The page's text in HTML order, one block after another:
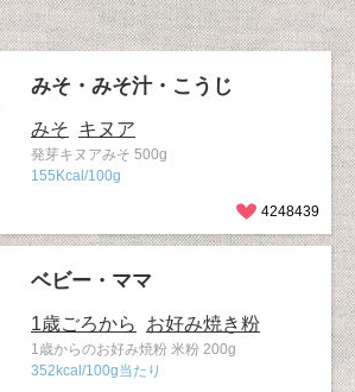
みそ・みそ汁・こうじ
みそ キヌア
発芽キヌアみそ 500g
155Kcal/100g
4248439
ベビー・ママ
1歳ごろから お好み焼き粉
1歳からのお好み焼粉 米粉 200g
352kcal/100g当たり